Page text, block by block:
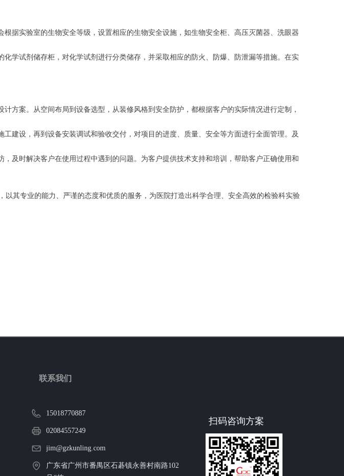
据实验室的生物安全等级，设置相应的生物安全设施，如生物安全柜、高压灭菌器、洗眼器
学试剂储存柜，对化学试剂进行分类储存，并采取相应的防火、防爆、防泄漏等措施。在实
方案。从空间布局到设备选型，从装修风格到安全防护，都根据客户的实际情况进行定制，
建设，再到设备安装调试和验收交付，对项目的进度、质量、安全等方面进行全面管理。及
及时解决客户在使用过程中遇到的问题。为客户提供技术支持和培训，帮助客户正确使用和
其专业的能力、严谨的态度和优质的服务，为医院打造出科学合理、安全高效的检验科实验
扫码咨询方案
15018770887
02084557249
jim@gzkunling.com
广东省广州市番禺区石碁镇永善村南路102
联系我们